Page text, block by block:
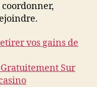
vos gains de
Gratuitement Sur